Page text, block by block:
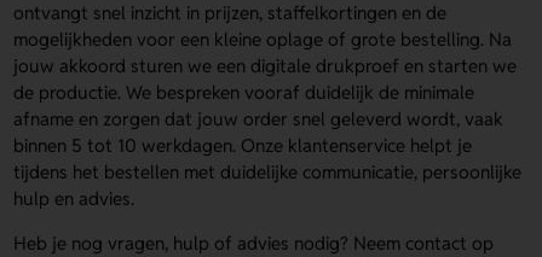
ontvangt snel inzicht in prijzen, staffelkortingen en de
mogelijkheden voor een kleine oplage of grote bestelling. Na
jouw akkoord sturen we een digitale drukproef en starten we
de productie. We bespreken vooraf duidelijk de minimale
afname en zorgen dat jouw order snel geleverd wordt, vaak
binnen 5 tot 10 werkdagen. Onze klantenservice helpt je
tijdens het bestellen met duidelijke communicatie, persoonlijke
hulp en advies.
Heb je nog vragen, hulp of advies nodig? Neem contact op